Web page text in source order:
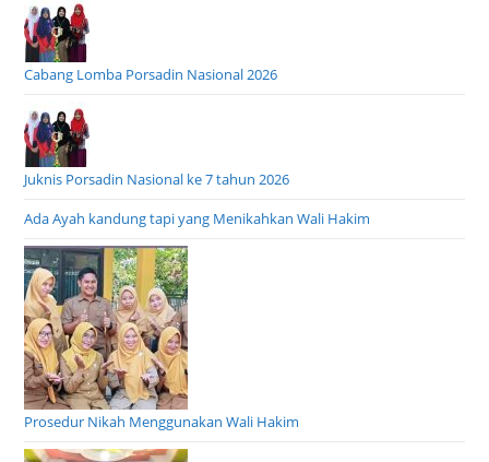
Cabang Lomba Porsadin Nasional 2026
Juknis Porsadin Nasional ke 7 tahun 2026
Ada Ayah kandung tapi yang Menikahkan Wali Hakim
Prosedur Nikah Menggunakan Wali Hakim